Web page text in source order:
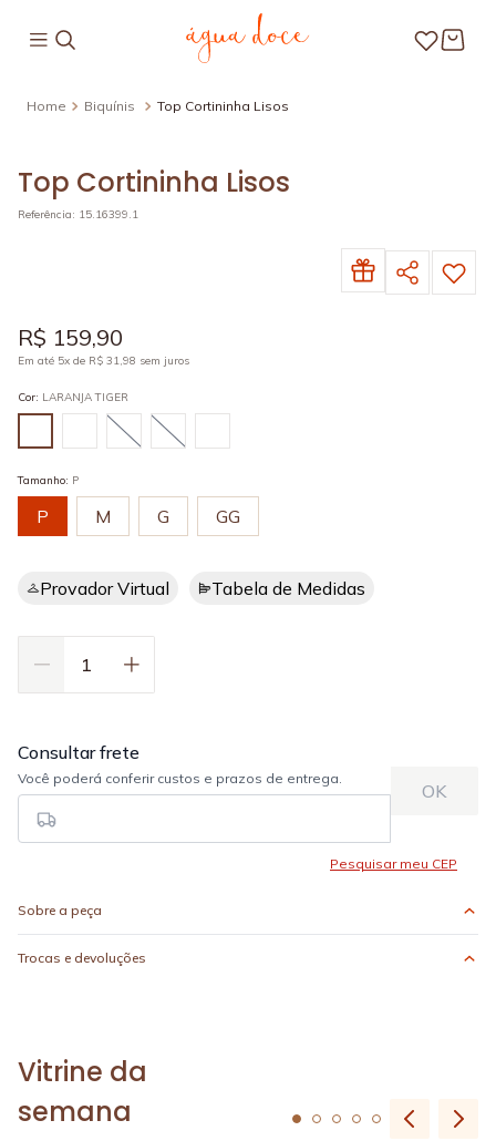
Biquínis Top Cortininha Lisos
Top Cortininha Lisos
Referência: 15.16399.1
R$ 159,90
Em até 5x de R$ 31,98 sem juros
Cor: LARANJA TIGER
Tamanho: P
P M G GG
Provador Virtual Tabela de Medidas
Sobre a peça
Trocas e devoluções
Vitrine da
semana